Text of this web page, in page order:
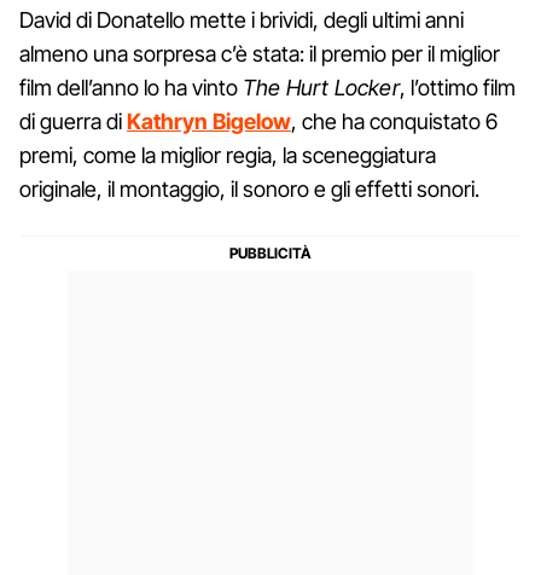
David di Donatello mette i brividi, degli ultimi anni
almeno una sorpresa c’è stata: il premio per il miglior
film dell’anno lo ha vinto The Hurt Locker, l’ottimo film
di guerra diKathryn Bigelow, che ha conquistato 6
premi, come la miglior regia, la sceneggiatura
originale, il montaggio, il sonoro e gli effetti sonori.